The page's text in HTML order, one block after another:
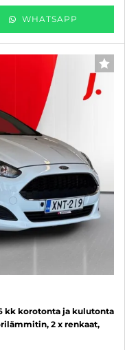
WHATSAPP
kk korotonta ja kulutonta
2 x renkaat,